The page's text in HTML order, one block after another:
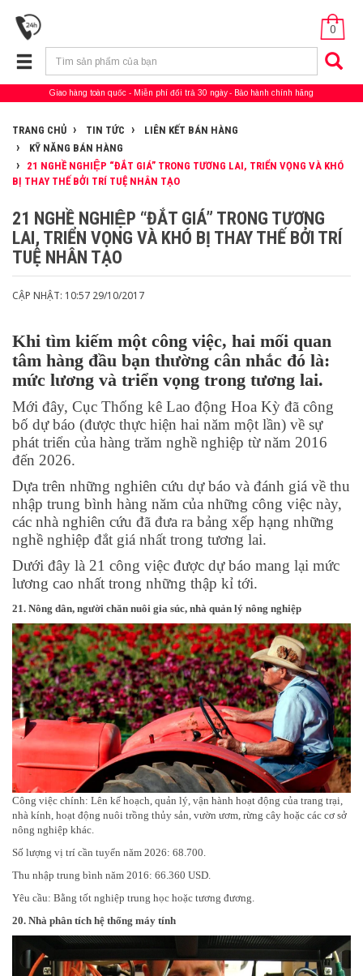
0
Giao hàng toàn quốc Miễn phí đổi trả 30 ngày Bảo hành chính hãng
TRANG CHỦ TIN TỨC
LIÊN KẾT BÁN HÀNG
KỸ NĂNG BÁN HÀNG
21 NGHỀ NGHIỆP “ĐẮT GIÁ” TRONG TƯƠNG LAI, TRIỂN VỌNG VÀ KHÓ
BỊ THAY THẾ BỞI TRÍ TUỆ NHÂN TẠO
21 NGHỀ NGHIỆP “ĐẮT GIÁ” TRONG TƯƠNG
LAI, TRIỂN VỌNG VÀ KHÓ BỊ THAY THẾ BỞI TRÍ
TUỆ NHÂN TẠO
CẬP NHẬT: 10:57 29/10/2017
Khi tìm kiếm một công việc, hai mối quan
tâm hàng đầu bạn thường cân nhắc đó là:
mức lương và triển vọng trong tương lai.
Mới đây, Cục Thống kê Lao động Hoa Kỳ đã công
bố dự báo (được thực hiện hai năm một lần) về sự
phát triển của hàng trăm nghề nghiệp từ năm 2016
đến 2026.
Dựa trên những nghiên cứu dự báo và đánh giá về thu
nhập trung bình hàng năm của những công việc này,
các nhà nghiên cứu đã đưa ra bảng xếp hạng những
nghề nghiệp đắt giá nhất trong tương lai.
Dưới đây là 21 công việc được dự báo mang lại mức
lương cao nhất trong những thập kỉ tới.
21. Nông dân, người chăn nuôi gia súc, nhà quản lý nông nghiệp
Công việc chính: Lên kế hoạch, quản lý, vận hành hoạt động của trang trại,
nhà kính, hoạt động nuôi trồng thủy sản, vườn ươm, rừng cây hoặc các cơ sở
nông nghiệp khác.
Số lượng vị trí cần tuyển năm 2026: 68.700.
Thu nhập trung bình năm 2016: 66.360 USD.
Yêu cầu: Bằng tốt nghiệp trung học hoặc tương đương.
20. Nhà phân tích hệ thống máy tính